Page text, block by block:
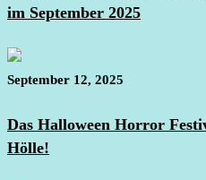
im September 2025
September 12, 2025
Das Halloween Horror
Hölle!